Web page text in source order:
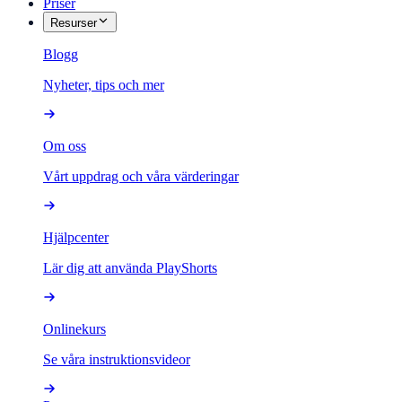
Priser
Resurser
Blogg
Nyheter, tips och mer
Om oss
Vårt uppdrag och våra värderingar
Hjälpcenter
Lär dig att använda PlayShorts
Onlinekurs
Se våra instruktionsvideor